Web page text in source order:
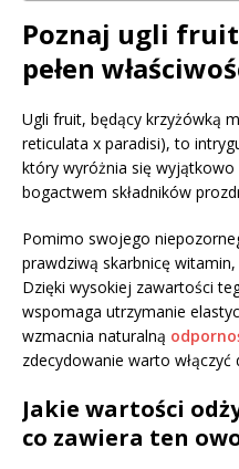
Poznaj ugli
pełen
Ugli fruit, będący krzyżówką
reticulata x paradisi), to
który wyróżnia się
bogactwem składników
Pomimo swojego
prawdziwą skarbnicę
Dzięki wysokiej zawartości
wspomaga utrzymanie
wzmacnia naturalną
zdecydowanie warto
Jakie wartości
co zawiera ten